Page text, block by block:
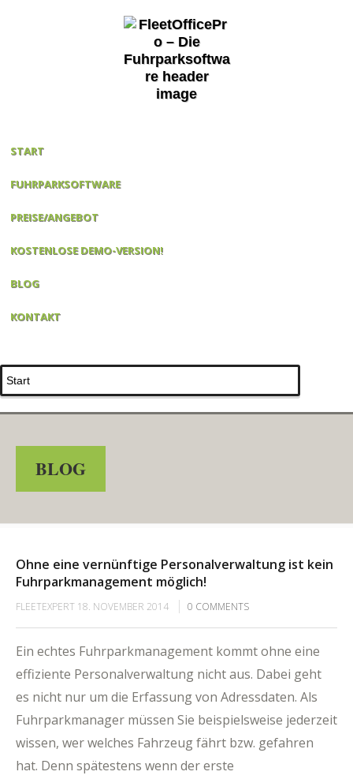
START
FUHRPARKSOFTWARE
PREISE/ANGEBOT
KOSTENLOSE DEMO-VERSION!
BLOG
KONTAKT
BLOG
Ohne eine vernünftige Personalverwaltung ist kein
Fuhrparkmanagement möglich!
FLEETEXPERT 18. NOVEMBER 2014 0 COMMENTS
Ein echtes Fuhrparkmanagement kommt ohne eine
effiziente Personalverwaltung nicht aus. Dabei geht
es nicht nur um die Erfassung von Adressdaten. Als
Fuhrparkmanager müssen Sie beispielsweise jederzeit
wissen, wer welches Fahrzeug fährt bzw. gefahren
hat. Denn spätestens wenn der erste